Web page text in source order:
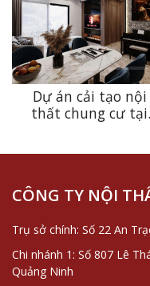
Dự án cải tạo nội
thất chung cư tại
CÔNG TY NỘI
Trụ sở chính: Số 22 An
Chi nhánh 1: Số 807 Lê
Quảng Ninh